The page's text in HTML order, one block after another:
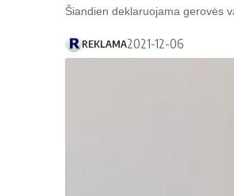
Šiandien deklaruojama gerovės
REKLAMA2021-12-06